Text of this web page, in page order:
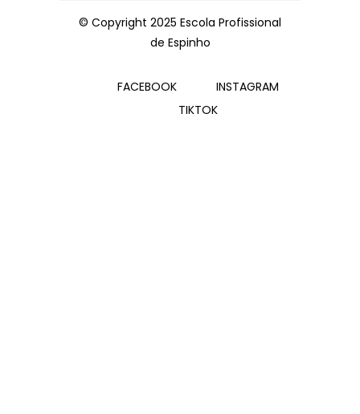
© Copyright 2025 Escola Profissional
de Espinho
FACEBOOK
INSTAGRAM
TIKTOK